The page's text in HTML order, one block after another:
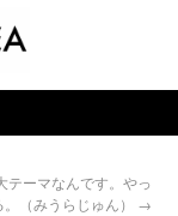
テーマなんです。やっ
（みうらじゅん） →